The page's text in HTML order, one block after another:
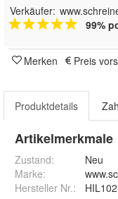
Verkäufer:
99%
Merken Preis
Produktdetails
Artikelmerkmale
Zustand:
Neu
Marke:
Hersteller Nr.: